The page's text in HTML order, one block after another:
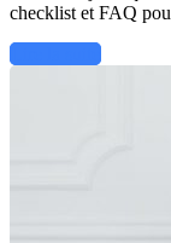
checklist et FAQ